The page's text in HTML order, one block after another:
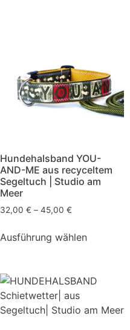
Hundehalsband YOU-
AND-ME aus recyceltem
Segeltuch | Studio am
Meer
32,00 € – 45,00 €
Ausführung wählen